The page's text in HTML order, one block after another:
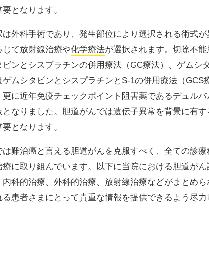
となります。
は外科手術であり、発生部位により選択される術式
て放射線治療や化学療法が選択されます。切除不
ンとシスプラチンの併用療法（GC療法）、ゲムシ
ゲムシタビンとシスプラチンとS-1の併用療法（GCS
更に近年免疫チェックポイント阻害薬であるデュル
となりました。胆道がんでは遺伝子異常を背景に有
となります。
は難治癌と言える胆道がんを克服すべく、全ての診
療に取り組んでいます。以下に当院における胆道が
内科的治療、外科的治療、放射線治療などがまとめ
る患者さまにとって貴重な情報を提供できるよう尽